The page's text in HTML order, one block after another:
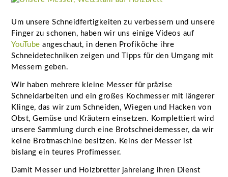
Um unsere Schneidfertigkeiten zu verbessern und unsere
Finger zu schonen, haben wir uns einige Videos auf
YouTube angeschaut, in denen Profiköche ihre
Schneidetechniken zeigen und Tipps für den Umgang mit
Messern geben.
Wir haben mehrere kleine Messer für präzise
Schneidarbeiten und ein großes Kochmesser mit längerer
Klinge, das wir zum Schneiden, Wiegen und Hacken von
Obst, Gemüse und Kräutern einsetzen. Komplettiert wird
unsere Sammlung durch eine Brotschneidemesser, da wir
keine Brotmaschine besitzen. Keins der Messer ist
bislang ein teures Profimesser.
Damit Messer und Holzbretter jahrelang ihren Dienst